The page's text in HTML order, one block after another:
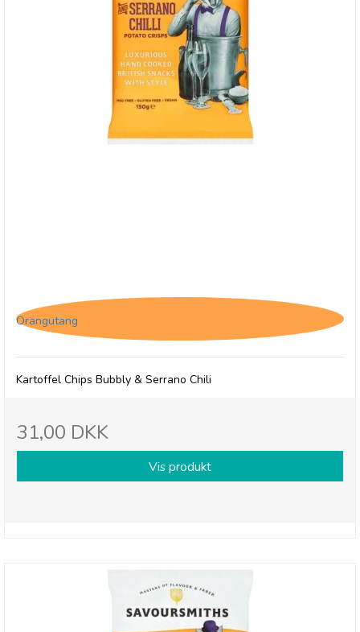
Orangutang
Kartoffel Chips Bubbly & Serrano Chili
31,00 DKK
Vis produkt